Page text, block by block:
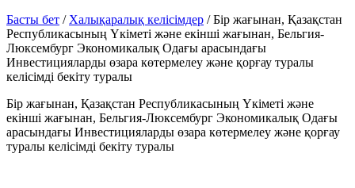
Басты бет / Халықаралық келісімдер /Бір жағынан, Қазақстан
Республикасының Үкіметі және екінші жағынан, Бельгия-
Люксембург Экономикалық Одағы арасындағы
Инвестицияларды өзара көтермелеу және қорғау туралы
келісімді бекіту туралы
Бір жағынан, Қазақстан Республикасының Үкіметі және
екінші жағынан, Бельгия-Люксембург Экономикалық Одағы
арасындағы Инвестицияларды өзара көтермелеу және қорғау
туралы келісімді бекіту туралы